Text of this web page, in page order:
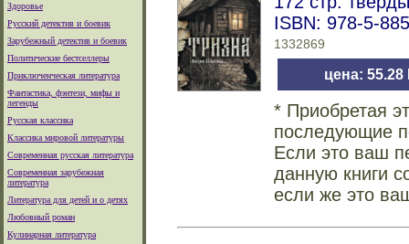
Здоровье
Русский детектив и боевик
Зарубежный детектив и боевик
Политические бестселлеры
Приключенческая литература
Фантастика, фэнтези, мифы и
легенды
Русская классика
Классика мировой литературы
Современная русская литература
Современная зарубежная
литература
Литература для детей и о детях
Любовный роман
Кулинарная литература
ISBN: 978-5-
1332869
цена: 55.28
* Приобретая
последующие
Если это ваш
данную книги
если же это